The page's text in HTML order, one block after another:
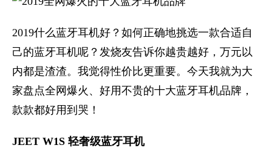
2019什么蓝牙耳机好？如何正确地挑选一款合适自
己的蓝牙耳机呢？发烧友告诉你越贵越好，万元以
内都是渣渣。我觉得性价比更重要。今天我就为大
家盘点全网爆火、好用不贵的十大蓝牙耳机品牌，
款款都好用到哭！
JEET W1S 轻奢级蓝牙耳机